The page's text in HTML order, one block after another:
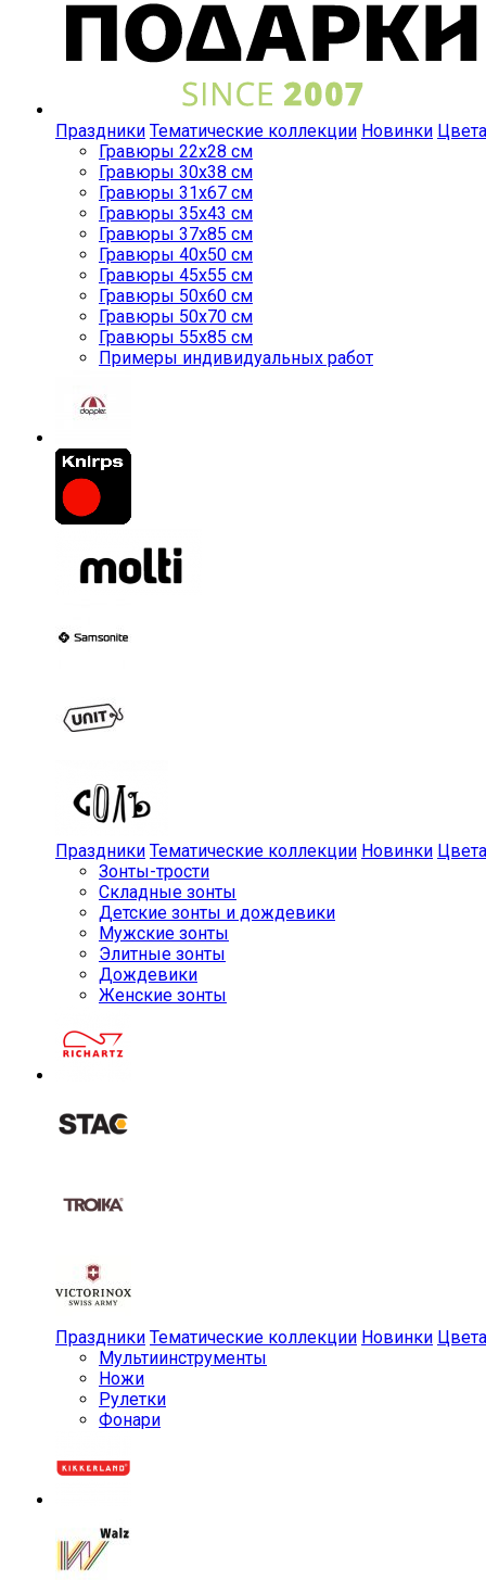
Праздники Тематические коллекции Новинки Цвета
Гравюры 22x28 см
Гравюры 30x38 см
Гравюры 31x67 см
Гравюры 35x43 см
Гравюры 37x85 см
Гравюры 40x50 см
Гравюры 45x55 см
Гравюры 50x60 см
Гравюры 50x70 см
Гравюры 55x85 см
Примеры индивидуальных работ
Праздники Тематические коллекции Новинки Цвета
Зонты-трости
Складные зонты
Детские зонты и дождевики
Мужские зонты
Элитные зонты
Дождевики
Женские зонты
Праздники Тематические коллекции Новинки Цвета
Мульти­инструменты
Ножи
Рулетки
Фонари